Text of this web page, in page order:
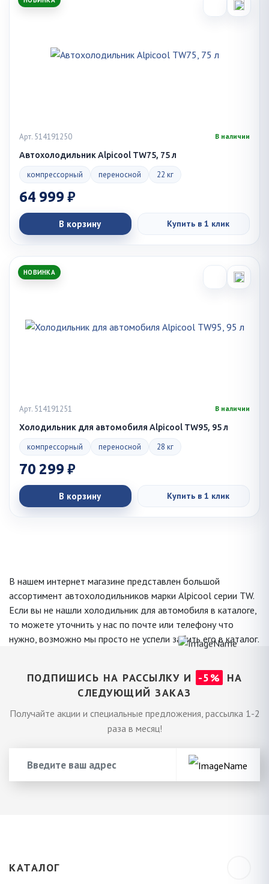
Арт. 514191250 В наличии
Автохолодильник Alpicool TW75, 75 л
компрессорный переносной 22 кг
64 999 ₽
В корзину Купить в 1 клик
НОВИНКА
Арт. 514191251 В наличии
Холодильник для автомобиля Alpicool TW95, 95 л
компрессорный переносной 28 кг
70 299 ₽
В корзину Купить в 1 клик
В нашем интернет магазине представлен большой
ассортимент автохолодильников марки Alpicool серии TW.
Если вы не нашли холодильник для автомобиля в каталоге,
то можете уточнить у нас по почте или телефону что
нужно, возможно мы просто не успели забить его в каталог.
ПОДПИШИСЬ НА РАССЫЛКУ И -5%
НА
СЛЕДУЮЩИЙ ЗАКАЗ
Получайте акции и специальные предложения, рассылка 1-2
раза в месяц!
КАТАЛОГ